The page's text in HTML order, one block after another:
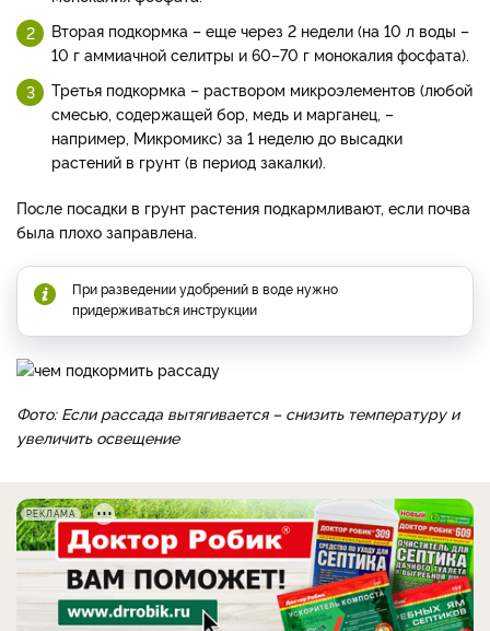
Вторая подкормка – еще через 2 недели (на 10 л воды –
10 г аммиачной селитры и 60–70 г монокалия фосфата).
Третья подкормка – раствором микроэлементов (любой
смесью, содержащей бор, медь и марганец, –
например, Микромикс) за 1 неделю до высадки
растений в грунт (в период закалки).
После посадки в грунт растения подкармливают, если почва
была плохо заправлена.
При разведении удобрений в воде нужно
придерживаться инструкции
Фото: Если рассада вытягивается – снизить температуру и
увеличить освещение
РЕКЛАМА